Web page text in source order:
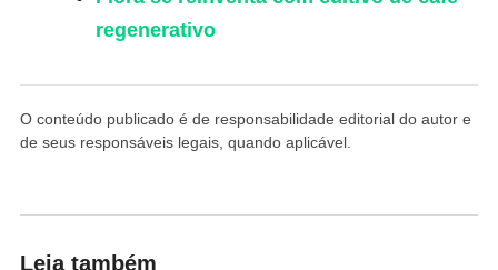
regenerativo
O conteúdo publicado é de responsabilidade editorial do autor e
de seus responsáveis legais, quando aplicável.
Leia também